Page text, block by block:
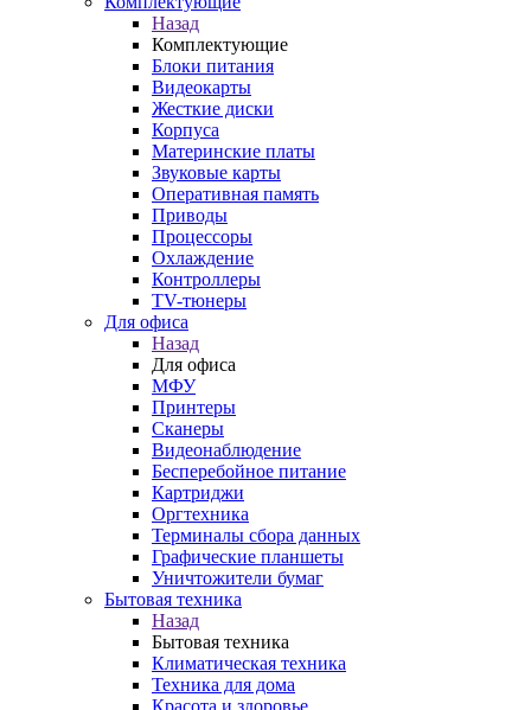
Назад
Комплектующие
Блоки питания
Видеокарты
Жесткие диски
Корпуса
Материнские платы
Звуковые карты
Оперативная память
Приводы
Процессоры
Охлаждение
Контроллеры
TV-тюнеры
Для офиса
Назад
Для офиса
МФУ
Принтеры
Сканеры
Видеонаблюдение
Бесперебойное питание
Картриджи
Оргтехника
Терминалы сбора данных
Графические планшеты
Уничтожители бумаг
Бытовая техника
Назад
Бытовая техника
Климатическая техника
Техника для дома
Красота и здоровье